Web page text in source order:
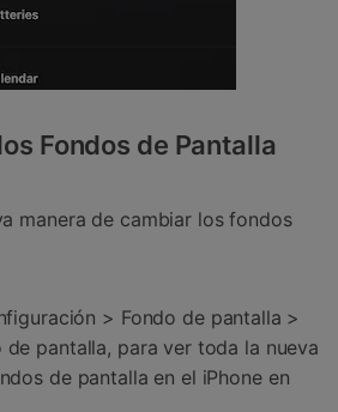
Fondos de Pantalla
manera de cambiar los fondos
> Fondo de pantalla >
de pantalla, para ver toda la nueva
de pantalla en el iPhone en